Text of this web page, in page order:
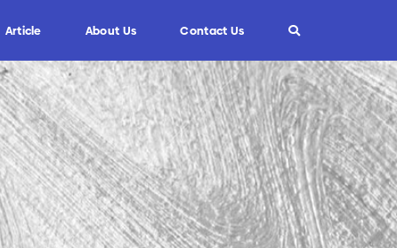
Custom Blade
Article
Info
FAQ
Informasi Umum
Tips dan Trik
About Us Contact Us